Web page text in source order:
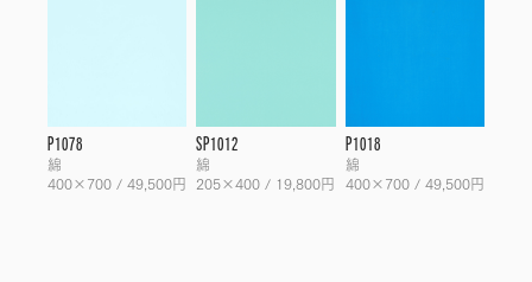
P1078
綿
400×700 / 49,500円
SP1012
綿
205×400 / 19,800円
P1018
綿
400×700 / 49,500円